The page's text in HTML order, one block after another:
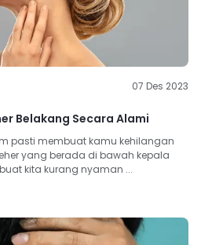
07 Des 2023
Belakang Secara Alami
pasti membuat kamu kehilangan
yang berada di bawah kepala
kita kurang nyaman ...